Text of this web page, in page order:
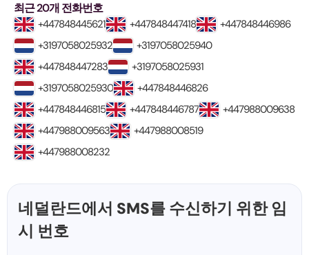
최근 20개 전화번호
+447848445621 +447848447418
+447848446986
+3197058025932
+3197058025940
+447848447283
+3197058025931
+3197058025930
+447848446826
+447848446815
+447848446787
+447988009638
+447988009563
+447988008519
+447988008232
네덜란드에서 SMS를 수신하기 위한 임
시 번호